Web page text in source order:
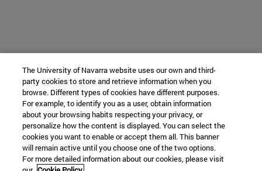
The University of Navarra website uses our own and third-
party cookies to store and retrieve information when you
browse. Different types of cookies have different purposes.
For example, to identify you as a user, obtain information
about your browsing habits respecting your privacy, or
personalize how the content is displayed. You can select the
cookies you want to enable or accept them all. This banner
will remain active until you choose one of the two options.
For more detailed information about our cookies, please visit